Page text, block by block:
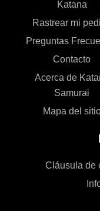
Katana
Rastrear mi
Preguntas
Contacto
Acerca de
Samurai
Mapa del
Cláusula de